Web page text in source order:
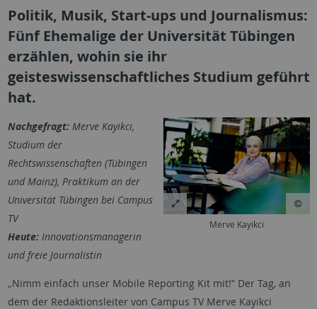
Politik, Musik, Start-ups und Journalismus:
Fünf Ehemalige der Universität Tübingen
erzählen, wohin sie ihr
geisteswissenschaftliches Studium geführt
hat.
Merve Kayikci
Nachgefragt:Merve Kayikci,
Studium der
Rechtswissenschaften (Tübingen
und Mainz), Praktikum an der
Universität Tübingen bei Campus
TV
Heute:Innovationsmanagerin
und freie Journalistin
„Nimm einfach unser Mobile Reporting Kit mit!“ Der Tag, an
dem der Redaktionsleiter von Campus TV Merve Kayikci